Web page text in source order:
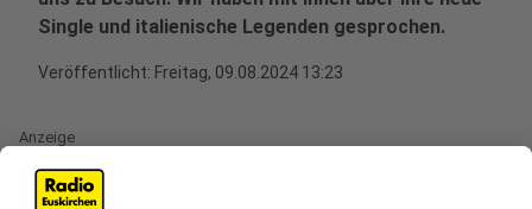
Single und italienische Legenden gesprochen.
Veröffentlicht: Freitag, 09.08.2024 13:23
Anzeige